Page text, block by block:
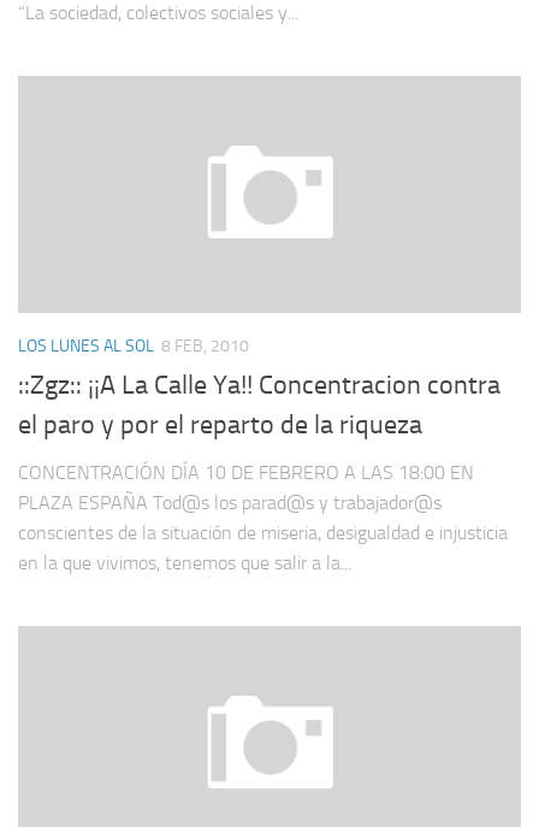
“La sociedad, colectivos sociales y...
LOS LUNES AL SOL 8 FEB, 2010
::Zgz:: ¡¡A La Calle Ya!! Concentracion contra
el paro y por el reparto de la riqueza
CONCENTRACIÓN DÍA 10 DE FEBRERO A LAS 18:00 EN
PLAZA ESPAÑA Tod@s los parad@s y trabajador@s
conscientes de la situa­ción de miseria, desigualdad e injusticia
en la que vivimos, tene­mos que salir a la...